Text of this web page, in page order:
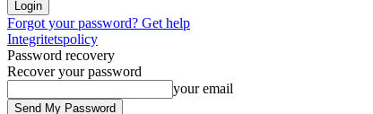
Forgot your password? Get help
Integritetspolicy
Password recovery
Recover your password
your email